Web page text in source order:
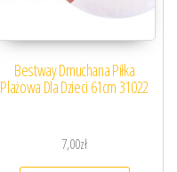
Bestway Dmuchana Piłka
Plażowa Dla Dzieci 61cm 31022
7,00zł